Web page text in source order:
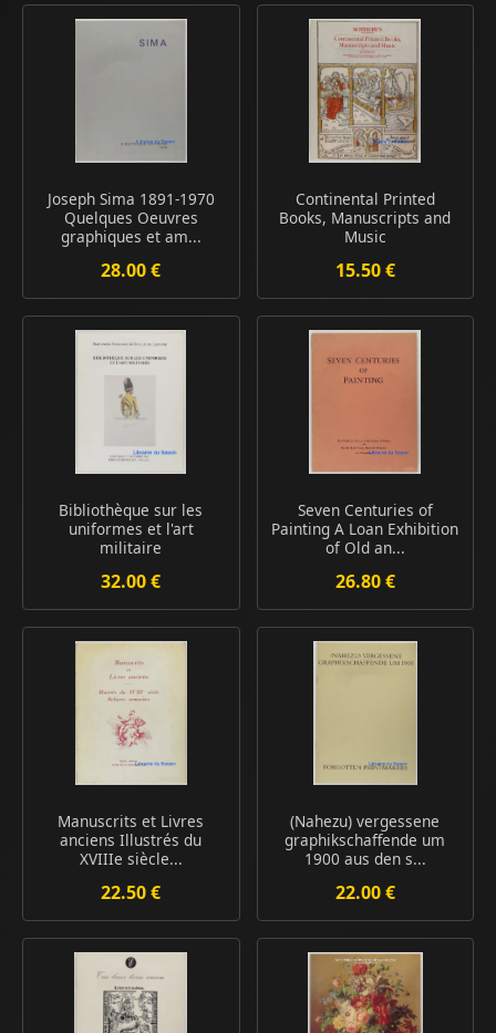
Joseph Sima 1891-1970
Quelques Oeuvres
graphiques et am...
28.00 €
Continental Printed
Books, Manuscripts and
Music
15.50 €
Bibliothèque sur les
uniformes et l'art
militaire
32.00 €
Seven Centuries of
Painting A Loan Exhibition
of Old an...
26.80 €
Manuscrits et Livres
anciens Illustrés du
XVIIIe siècle...
22.50 €
(Nahezu) vergessene
graphikschaffende um
1900 aus den s...
22.00 €